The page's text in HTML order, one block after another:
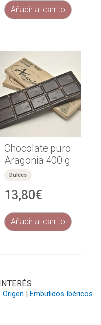
Añadir al carrito
Chocolate puro
Aragonia 400 g
Dulces
13,80€
Añadir al carrito
| Embutidos Ibéricos